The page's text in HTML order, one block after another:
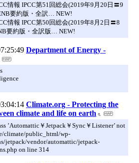
情報 IPCC第51回総会(2019年9月20日〓9
要約版・全訳… NEW!
情報 IPCC第50回総会(2019年8月2日〓8
要約版・全訳版… NEW!
Department of Energy -
Climate.org - Protecting the
climate and life on earth
’Automattic￥Jetpack￥Sync￥Listener’ not
climate/public_html/wp-
jetpack/vendor/automattic/jetpack-
on line 314